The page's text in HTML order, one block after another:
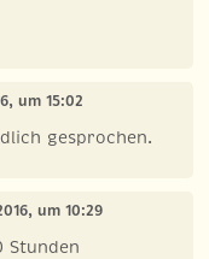
um 15:02
gesprochen.
um 10:29
Stunden